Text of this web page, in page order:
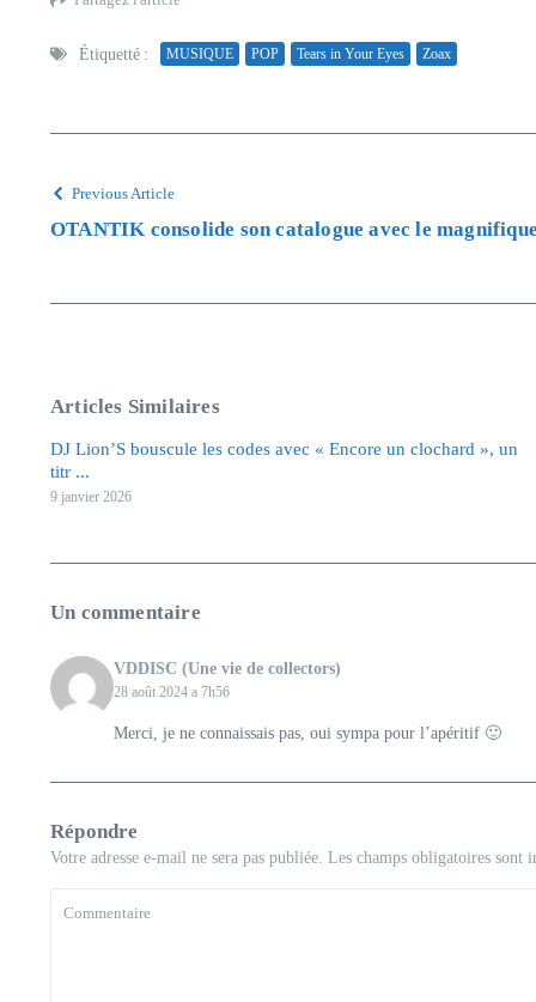
Étiquetté : MUSIQUE POP Tears in Your Eyes Zoax
Previous Article
OTANTIK consolide son catalogue avec le
Articles Similaires
DJ Lion’S bouscule les codes avec « Encore un clochard », un
titr ...
9 janvier 2026
Un commentaire
VDDISC (Une vie de collectors)
28 août 2024 a 7h56
Merci, je ne connaissais pas, oui sympa pour l’apéritif 🙂
Répondre
Votre adresse e-mail ne sera pas publiée. Les champs obligatoires sont